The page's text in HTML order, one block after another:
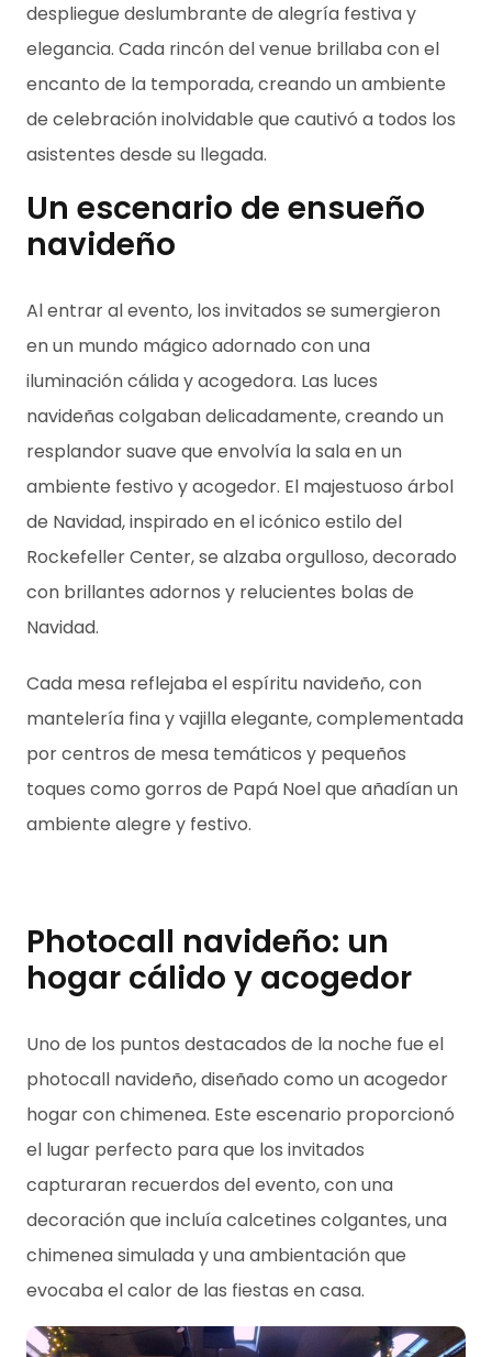
despliegue deslumbrante de alegría festiva y
elegancia. Cada rincón del venue brillaba con el
encanto de la temporada, creando un ambiente
de celebración inolvidable que cautivó a todos los
asistentes desde su llegada.
Un escenario de ensueño
navideño
Al entrar al evento, los invitados se sumergieron
en un mundo mágico adornado con una
iluminación cálida y acogedora. Las luces
navideñas colgaban delicadamente, creando un
resplandor suave que envolvía la sala en un
ambiente festivo y acogedor. El majestuoso árbol
de Navidad, inspirado en el icónico estilo del
Rockefeller Center, se alzaba orgulloso, decorado
con brillantes adornos y relucientes bolas de
Navidad.
Cada mesa reflejaba el espíritu navideño, con
mantelería fina y vajilla elegante, complementada
por centros de mesa temáticos y pequeños
toques como gorros de Papá Noel que añadían un
ambiente alegre y festivo.
Photocall navideño: un
hogar cálido y acogedor
Uno de los puntos destacados de la noche fue el
photocall navideño, diseñado como un acogedor
hogar con chimenea. Este escenario proporcionó
el lugar perfecto para que los invitados
capturaran recuerdos del evento, con una
decoración que incluía calcetines colgantes, una
chimenea simulada y una ambientación que
evocaba el calor de las fiestas en casa.